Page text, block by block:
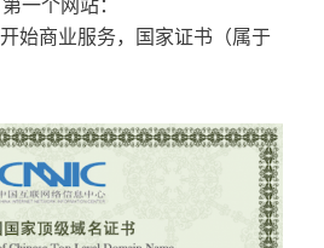
始商业服务，国家证书（属于